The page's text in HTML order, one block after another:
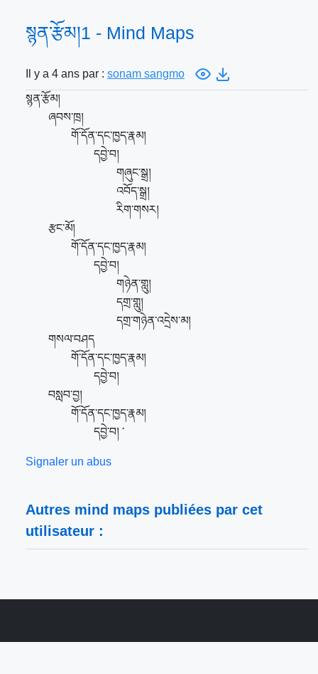
སྙན་རྩོམ།1 - Mind Maps
Il y a 4 ans par : sonam sangmo
སྙན་རྩོམ།
ཞབས་ཁྲ།
གོ་དོན་དང་ཁྱད་རྣམ།
དབྱེ་བ།
གཞུང་སྒྲ།
འབོད་སྒྲ།
རིག་གསར།
རྩང་མོ།
གོ་དོན་དང་ཁྱད་རྣམ།
དབྱེ་བ།
གཉེན་གླུ།
དགྲ་གླུ།
དགྲ་གཉེན་འདྲེས་མ།
གསལ་བཤད
གོ་དོན་དང་ཁྱད་རྣམ།
དབྱེ་བ།
བསླབ་བྱ།
གོ་དོན་དང་ཁྱད་རྣམ།
དབྱེ་བ། ་
Signaler un abus
Autres mind maps publiées par cet
utilisateur :